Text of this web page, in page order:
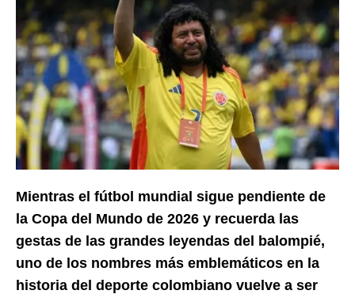
Mientras el fútbol mundial sigue pendiente de
la Copa del Mundo de 2026 y recuerda las
gestas de las grandes leyendas del balompié,
uno de los nombres más emblemáticos en la
historia del deporte colombiano vuelve a ser